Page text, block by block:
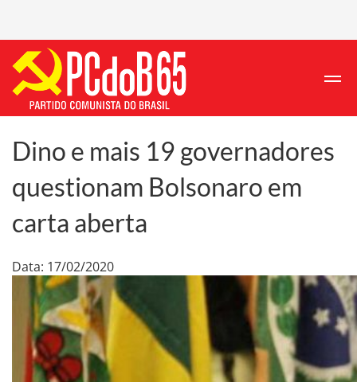
Dino e mais 19 governadores
questionam Bolsonaro em
carta aberta
Data: 17/02/2020